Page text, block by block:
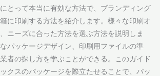
とって本当に有効な方法で、ブランディング
に印刷する方法を紹介します。様々な印刷オ
ニーズに合った方法を選ぶ方法を説明しま
パッケージデザイン、印刷用ファイルの準
者の探し方を学ぶことができる。このガイド
クスのパッケージを際立たせることで、パッ